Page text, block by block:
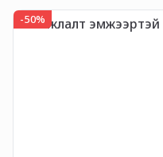
-50%